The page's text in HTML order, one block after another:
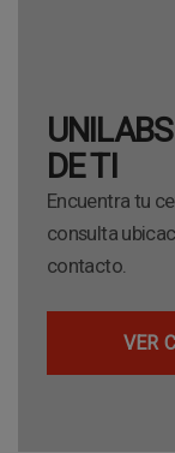
DE TI
Encuentra tu
consulta
contacto.
VER